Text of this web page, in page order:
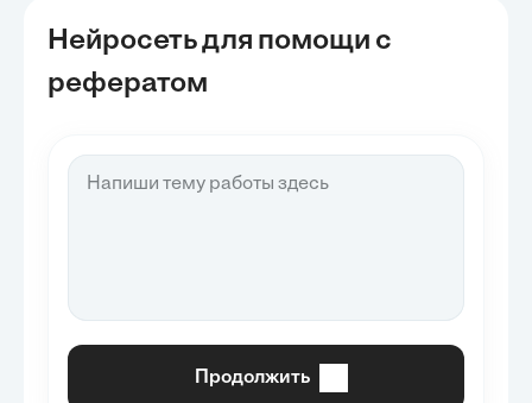
Нейросеть для помощи с
рефератом
Продолжить